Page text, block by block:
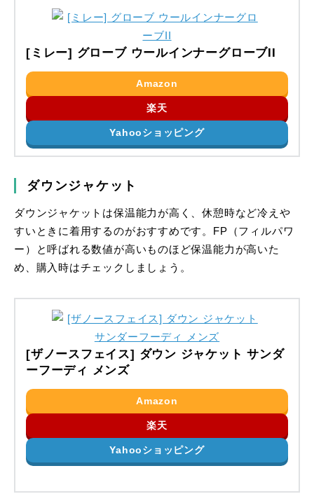
[ミレー] グローブ ウールインナーグローブII
Amazon
楽天
Yahooショッピング
ダウンジャケット
ダウンジャケットは保温能力が高く、休憩時など冷えや
すいときに着用するのがおすすめです。FP（フィルパワ
ー）と呼ばれる数値が高いものほど保温能力が高いた
め、購入時はチェックしましょう。
[ザノースフェイス] ダウン ジャケット サンダ
ーフーディ メンズ
Amazon
楽天
Yahooショッピング